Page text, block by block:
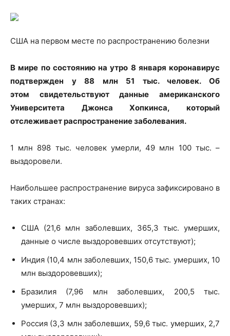
США на первом месте по распространению болезни
В мире по состоянию на утро 8 января коронавирус
подтвержден у 88 млн 51 тыс. человек. Об
этом свидетельствуют данные американского
Университета Джонса Хопкинса, который
отслеживает распространение заболевания.
1 млн 898 тыс. человек умерли, 49 млн 100 тыс. –
выздоровели.
Наибольшее распространение вируса зафиксировано в
таких странах:
США (21,6 млн заболевших, 365,3 тыс. умерших,
данные о числе выздоровевших отсутствуют);
Индия (10,4 млн заболевших, 150,6 тыс. умерших, 10
млн выздоровевших);
Бразилия (7,96 млн заболевших, 200,5 тыс.
умерших, 7 млн выздоровевших);
Россия (3,3 млн заболевших, 59,6 тыс. умерших, 2,7